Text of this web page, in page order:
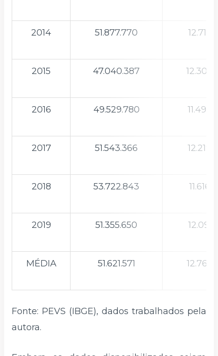
2014 51.877.770
2015 47.040.387
2016 49.529.780
2017 51.543.366
2018 53.722.843
2019 51.355.650
MÉDIA 51.621.571
Fonte: PEVS (IBGE), dados trabalhados pela
autora.